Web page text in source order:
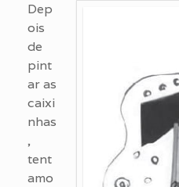
Dep
ois
de
pint
ar as
caixi
nhas
,
tent
amo